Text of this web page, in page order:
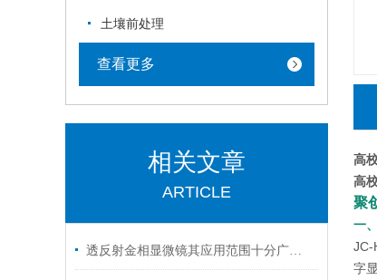
土壤前处理
查看更多
相关文章
ARTICLE
透反射金相显微镜其应用范围十分广泛，主要涵盖以下几个核心领域
高
高
聚
一
JC-
字